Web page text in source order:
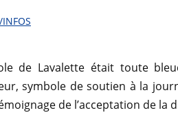
de Lavalette était toute
symbole de soutien à la
de l’acceptation de la